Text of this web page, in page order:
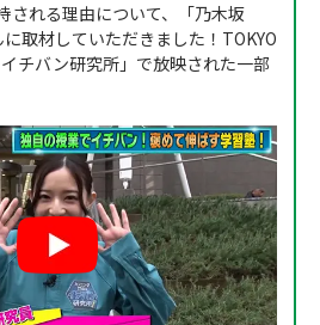
される理由について、「乃木坂
取材していただきました！TOKYO
チバン研究所」で放映された一部